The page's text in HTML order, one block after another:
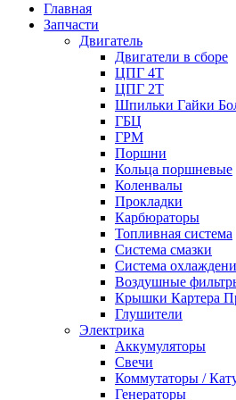
Главная
Запчасти
Двигатель
Двигатели в сборе
ЦПГ 4Т
ЦПГ 2Т
Шпильки Гайки
ГБЦ
ГРМ
Поршни
Кольца поршневые
Коленвалы
Прокладки
Карбюраторы
Топливная система
Система смазки
Система
Воздушные
Крышки Картера
Глушители
Электрика
Аккумуляторы
Свечи
Коммутаторы /
Генераторы